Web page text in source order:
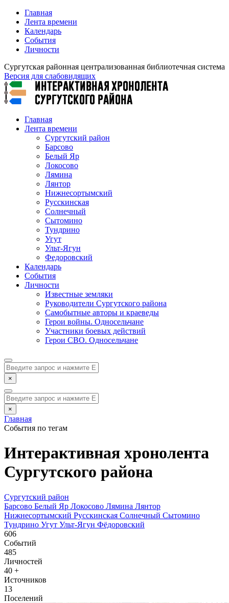
Главная
Лента времени
Календарь
События
Личности
Сургутская районная централизованная библиотечная система
Версия для слабовидящих
Главная
Лента времени
Сургутский район
Барсово
Белый Яр
Локосово
Лямина
Лянтор
Нижнесортымский
Русскинская
Солнечный
Сытомино
Тундрино
Угут
Ульт-Ягун
Федоровский
Календарь
События
Личности
Известные земляки
Руководители Сургутского района
Самобытные авторы и краеведы
Герои войны. Односельчане
Участники боевых действий
Герои СВО. Односельчане
×
×
Главная
События по тегам
Интерактивная хронолента
Сургутского района
Сургутский район
Барсово Белый Яр Локосово Лямина Лянтор
Нижнесортымский Русскинская Солнечный Сытомино
Тундрино Угут Ульт-Ягун Фёдоровский
606
Событий
485
Личностей
40 +
Источников
13
Поселений